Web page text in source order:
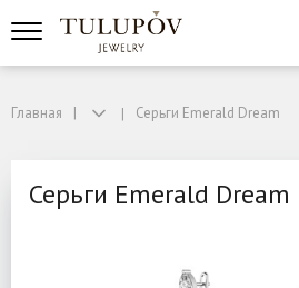
Главная Серьги Emerald Dream
Серьги Emerald Dream